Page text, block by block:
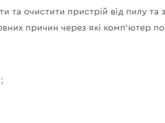
очистити пристрій від пилу та
причин через які комп'ютер
;